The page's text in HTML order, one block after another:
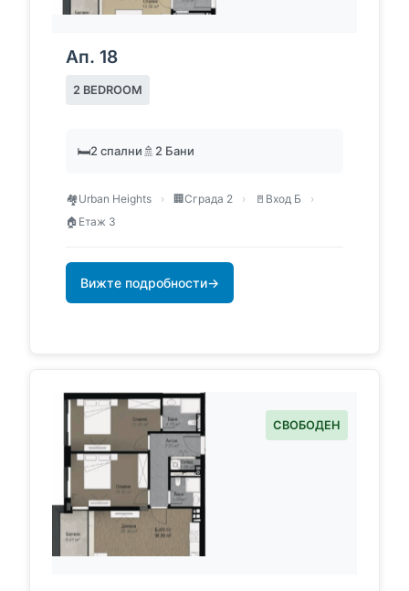
Ап. 18
2 BEDROOM
🛏️2 спални🚿 2 Бани
🏘️Urban Heights › 🏢Сграда 2 › 🚪 Вход Б
›
🏠 Етаж 3
Вижте подробности→
СВОБОДЕН